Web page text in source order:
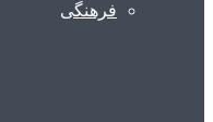
فرهنگی